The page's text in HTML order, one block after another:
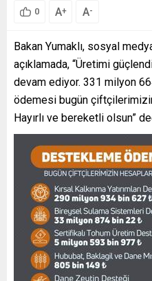
0 A+ A-
Bakan Yumaklı, sosyal
açıklamada, “Üretimi
devam ediyor. 331 milyon
ödemesi bugün çiftçilerimizin
Hayırlı ve bereketli olsun”